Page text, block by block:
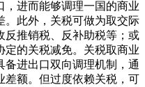
，进而能够调理一国的商业
。此外，关税可做为取交际
反推销税、反补助税等；或
定的关税减免。关税取商业
备进出口双向调理机制，通
差额。但过度依赖关税，可